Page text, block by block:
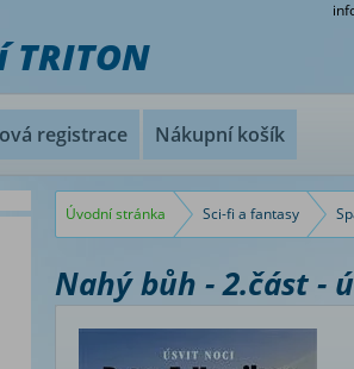
registrace Nákupní košík
Úvodní stránka Sci-fi a fantasy
Nahý bůh - 2.část -